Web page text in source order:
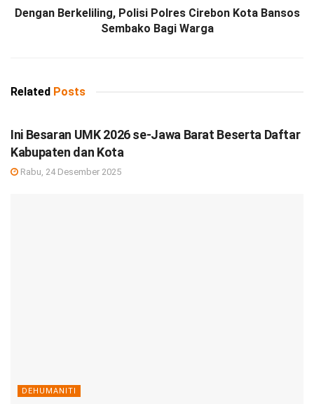
Dengan Berkeliling, Polisi Polres Cirebon Kota Bansos
Sembako Bagi Warga
Related Posts
Ini Besaran UMK 2026 se-Jawa Barat Beserta Daftar
Kabupaten dan Kota
Rabu, 24 Desember 2025
DEHUMANITI